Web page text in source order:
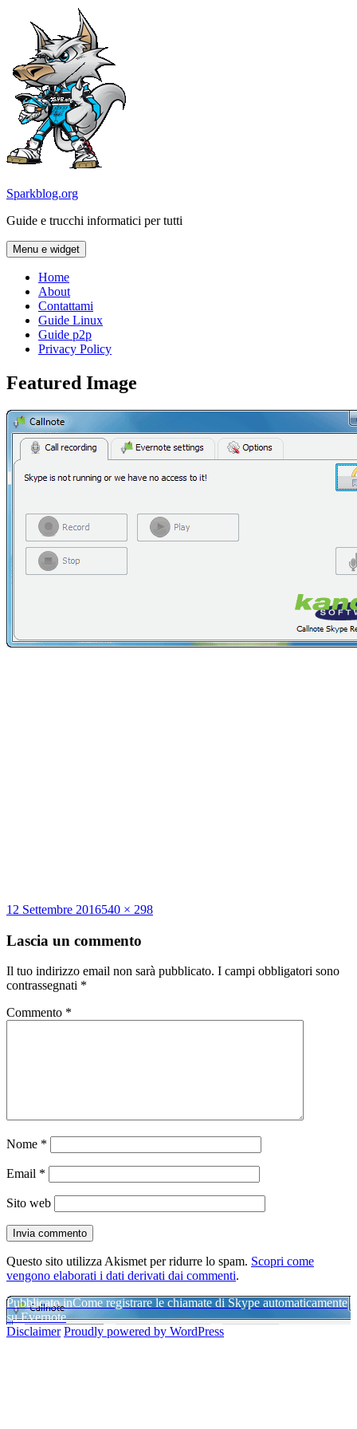
contenuto
Sparkblog.org
Guide e trucchi informatici per tutti
Menu e widget
Home
About
Contattami
Guide Linux
Guide p2p
Privacy Policy
Featured Image
Scritto
12 Settembre 2016Dimensione
540 × 298
Lascia un commento
Il tuo indirizzo email non sarà pubblicato. I campi obbligatori sono
contrassegnati *
Commento *
Nome *
Email *
Sito web
Questo sito utilizza Akismet per ridurre lo spam. Scopri come
vengono elaborati i dati derivati dai commenti.
Navigazione
articoli
Pubblicato inCome registrare le chiamate di Skype automaticamente
su Evernote
Disclaimer Proudly powered by WordPress